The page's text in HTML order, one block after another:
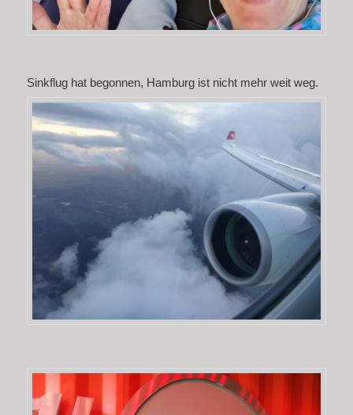
Sinkflug hat begonnen, Hamburg ist nicht mehr weit weg.